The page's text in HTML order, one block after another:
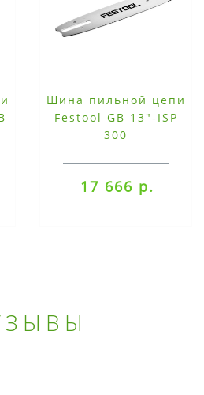
Шина пильной цепи
Festool GB 13"-ISP
300
17 666 р.